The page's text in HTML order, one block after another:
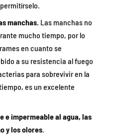
manchas. Las manchas no
mucho tiempo, por lo
en cuanto se
a su resistencia al fuego
para sobrevivir en la
es un excelente
e impermeable al agua, las
y los olores.